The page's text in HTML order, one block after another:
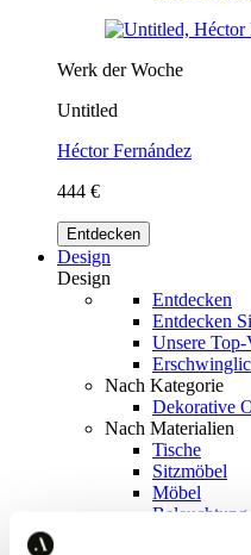
Werk der Woche
Untitled
Héctor Fernández
444 €
Entdecken
Design
Design
Entdecken
Entdecken
Unsere Top-
Nach Kategorie
Dekorative
Nach Materialien
Tische
Sitzmöbel
Möbel
Beleuchtung